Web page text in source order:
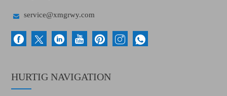
 service@xmgrwy.com
HURTIG NAVIGATION